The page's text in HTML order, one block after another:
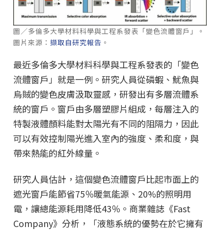
圖／多倫多大學材料科學與工程系發表「變色流體窗戶」。
圖片來源： 擷取自研究報告 。
最近多倫多大學材料科學與工程系發表的「變色
流體窗戶」就是一例。研究人員從磷蝦、魷魚與
烏賊的變色皮膚汲取靈感，研發出有多層流體系
統的窗戶。窗戶由多層塑膠片組成，每層注入的
特製液體顏料能對太陽光有不同的阻隔力，因此
可以有效控制陽光進入室內的強度、柔和度，與
帶來熱能的紅外線量。
研究人員估計，這個變色流體窗戶比起市面上的
遮光窗戶能節省75％暖氣能源、20%的照明用
電，讓總能源耗用降低43％。商業雜誌《Fast
Company》分析，「液態系統的優勢在於它擁有